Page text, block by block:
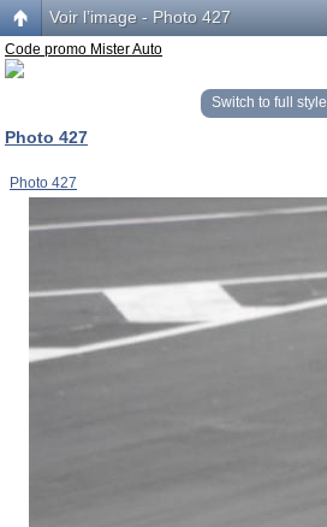
Voir l’image - Photo 427
Code promo Mister Auto
Switch to full style
Photo 427
Photo 427